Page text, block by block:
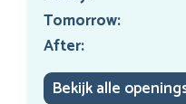
Tomorrow:
After:
Bekijk alle